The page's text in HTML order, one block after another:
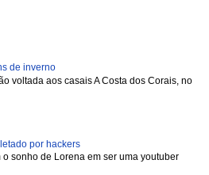
de inverno
voltada aos casais A Costa dos Corais, no
por hackers
sonho de Lorena em ser uma youtuber